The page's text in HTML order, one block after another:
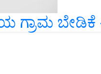
ಗ್ರಾಮ ಬೇಡಿಕೆ